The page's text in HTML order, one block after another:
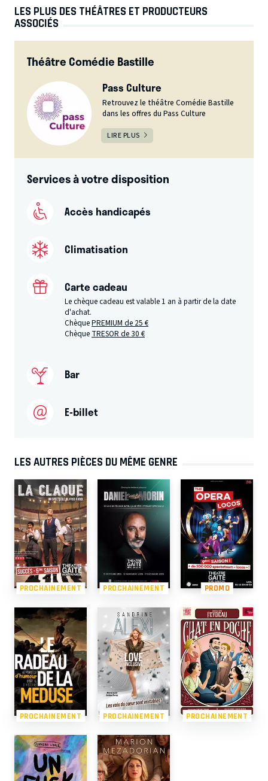
LES PLUS DES THÉÂTRES ET PRODUCTEURS
ASSOCIÉS
Théâtre Comédie Bastille
Pass Culture
Retrouvez le théâtre Comédie Bastille
dans les offres du Pass Culture
LIRE PLUS
Services à votre disposition
Accès handicapés
Climatisation
Carte cadeau
Le chèque cadeau est valable 1 an à partir de la date
d'achat.
ChèquePREMIUM de 25 €
Chèque TRESOR de 30 €
Bar
E-billet
LES AUTRES PIÈCES DU MÊME GENRE
PROCHAINEMENT PROCHAINEMENT PROMO
PROCHAINEMENT PROCHAINEMENT PROCHAINEMENT